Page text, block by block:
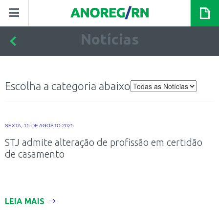
Notícias
Escolha a categoria abaixo
SEXTA, 15 DE AGOSTO 2025
STJ admite alteração de profissão em certidão
de casamento
LEIA MAIS